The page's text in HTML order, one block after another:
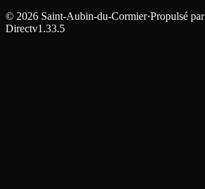
© 2026 Saint-Aubin-du-Cormier·Propulsé par
Directv1.33.5